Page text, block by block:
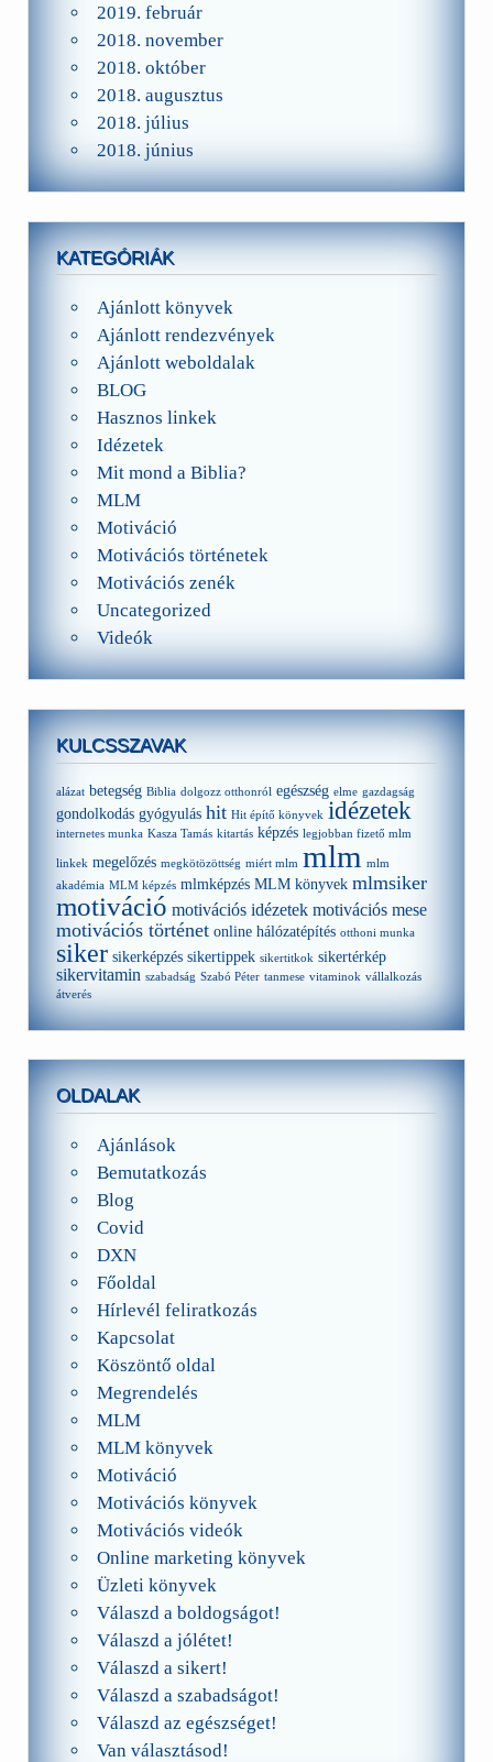
2019. február
2018. november
2018. október
2018. augusztus
2018. július
2018. június
KATEGÓRIÁK
Ajánlott könyvek
Ajánlott rendezvények
Ajánlott weboldalak
BLOG
Hasznos linkek
Idézetek
Mit mond a Biblia?
MLM
Motiváció
Motivációs történetek
Motivációs zenék
Uncategorized
Videók
KULCSSZAVAK
alázat betegség Biblia dolgozz otthonról egészség elme gazdagság
gondolkodás gyógyulás hit Hit építő könyvek idézetek
internetes munka Kasza Tamás kitartás képzés legjobban fizető mlm
linkek megelőzés megkötözöttség miért mlm mlm mlm
akadémia MLM képzés mlmképzés MLM könyvek mlmsiker
motiváció motivációs idézetek motivációs mese
motivációs történet online hálózatépítés otthoni munka
siker sikerképzés sikertippek sikertitkok sikertérkép
sikervitamin szabadság Szabó Péter tanmese vitaminok vállalkozás
átverés
OLDALAK
Ajánlások
Bemutatkozás
Blog
Covid
DXN
Főoldal
Hírlevél feliratkozás
Kapcsolat
Köszöntő oldal
Megrendelés
MLM
MLM könyvek
Motiváció
Motivációs könyvek
Motivációs videók
Online marketing könyvek
Üzleti könyvek
Válaszd a boldogságot!
Válaszd a jólétet!
Válaszd a sikert!
Válaszd a szabadságot!
Válaszd az egészséget!
Van választásod!